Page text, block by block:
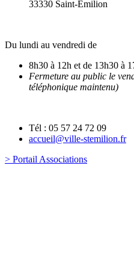
33330 Saint-Emilion
Du lundi au vendredi de
8h30 à 12h et de 13h30 à
Fermeture au public le
téléphonique maintenu)
Tél : 05 57 24 72 09
accueil@ville-stemilion.fr
> Portail Associations